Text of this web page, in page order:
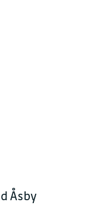
Åsby